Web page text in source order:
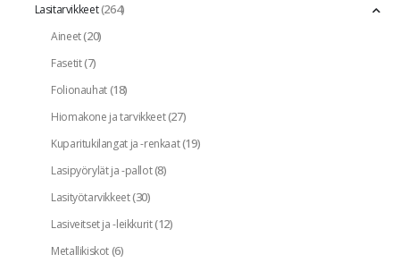
Lasitarvikkeet(264)
Aineet(20)
Fasetit(7)
Folionauhat(18)
Hiomakone ja tarvikkeet(27)
Kuparitukilangat ja -renkaat(19)
Lasipyörylät ja -pallot(8)
Lasityötarvikkeet(30)
Lasiveitset ja -leikkurit(12)
Metallikiskot(6)